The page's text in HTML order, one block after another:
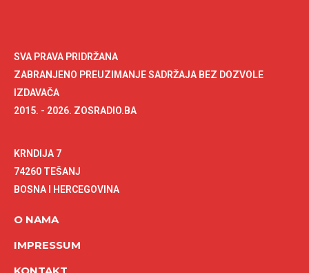
SVA PRAVA PRIDRŽANA
ZABRANJENO PREUZIMANJE SADRŽAJA BEZ DOZVOLE
IZDAVAČA
2015. - 2026. ZOSRADIO.BA
KRNDIJA 7
74260 TEŠANJ
BOSNA I HERCEGOVINA
O NAMA
IMPRESSUM